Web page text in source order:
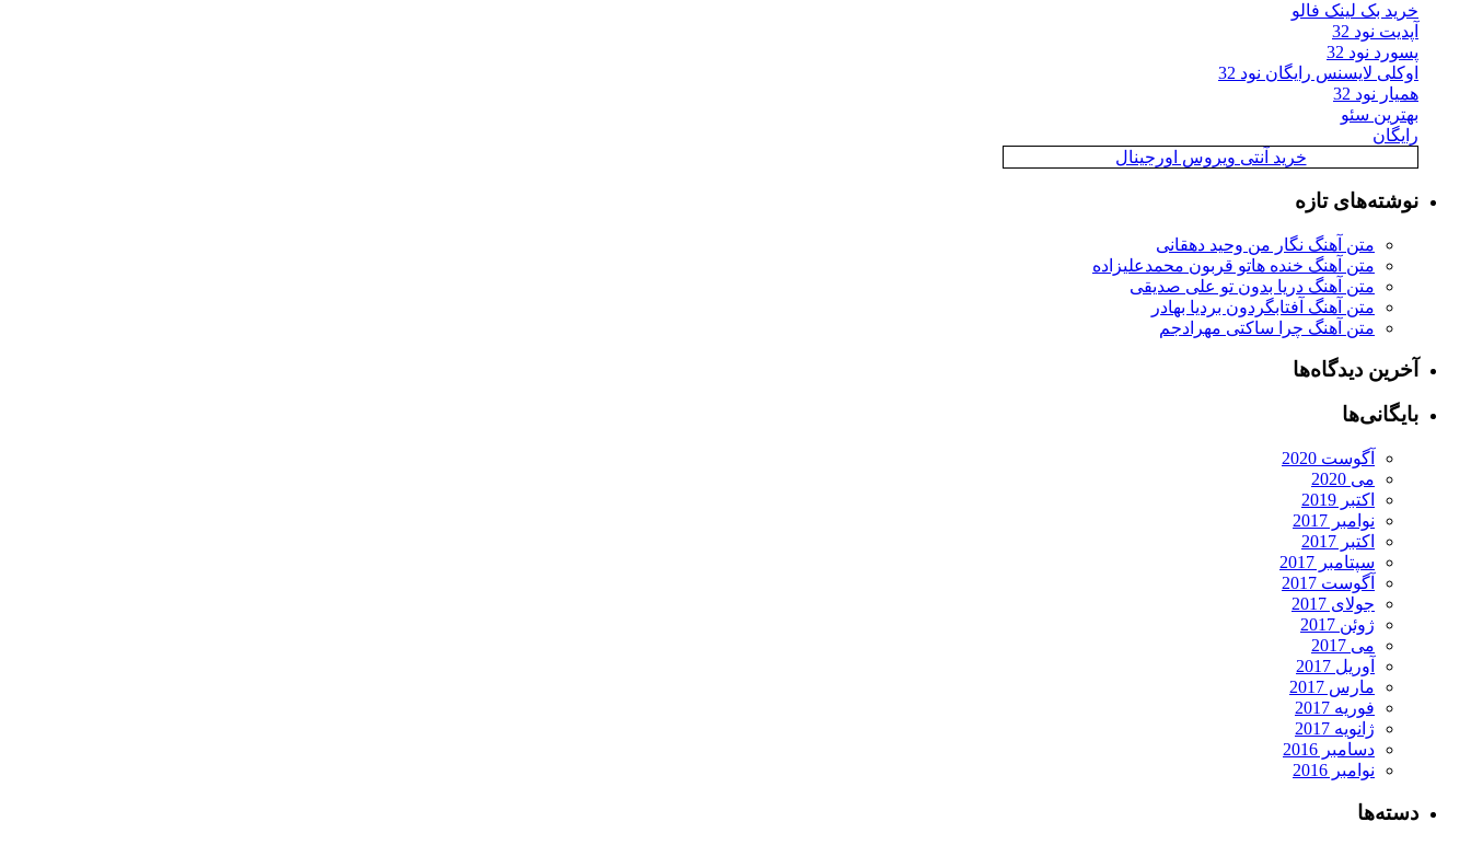
خرید بک لینک فالو
آپدیت نود 32
پسورد نود 32
اوکلی لایسنس رایگان نود 32
همیار نود 32
بهترین سئو
رایگان
خرید آنتی ویروس اورجینال
نوشته‌های تازه
متن آهنگ نگار من وحید دهقانی
متن آهنگ خنده هاتو قربون محمدعلیزاده
متن آهنگ دریا بدون تو علی صدیقی
متن آهنگ آفتابگردون بردیا بهادر
متن آهنگ چرا ساکتی مهرادجم
آخرین دیدگاه‌ها
بایگانی‌ها
آگوست 2020
می 2020
اکتبر 2019
نوامبر 2017
اکتبر 2017
سپتامبر 2017
آگوست 2017
جولای 2017
ژوئن 2017
می 2017
آوریل 2017
مارس 2017
فوریه 2017
ژانویه 2017
دسامبر 2016
نوامبر 2016
دسته‌ها